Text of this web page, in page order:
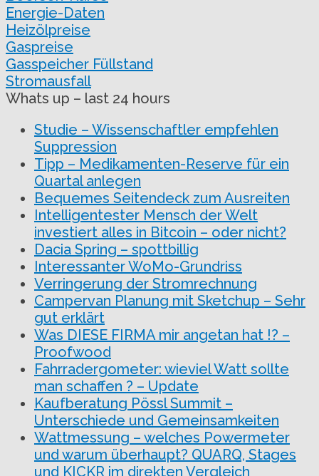
Energie-Daten
Heizölpreise
Gaspreise
Gasspeicher Füllstand
Stromausfall
Whats up – last 24 hours
Studie – Wissenschaftler empfehlen
Suppression
Tipp – Medikamenten-Reserve für ein
Quartal anlegen
Bequemes Seitendeck zum Ausreiten
Intelligentester Mensch der Welt
investiert alles in Bitcoin – oder nicht?
Dacia Spring – spottbillig
Interessanter WoMo-Grundriss
Verringerung der Stromrechnung
Campervan Planung mit Sketchup – Sehr
gut erklärt
Was DIESE FIRMA mir angetan hat !? –
Proofwood
Fahrradergometer: wieviel Watt sollte
man schaffen ? – Update
Kaufberatung Pössl Summit –
Unterschiede und Gemeinsamkeiten
Wattmessung – welches Powermeter
und warum überhaupt? QUARQ, Stages
und KICKR im direkten Vergleich